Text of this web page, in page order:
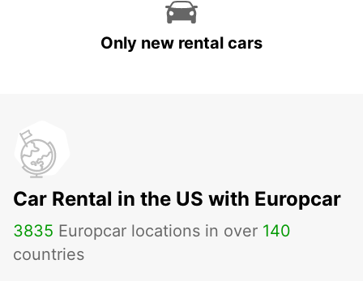
Only new rental cars
Car Rental in the US with Europcar
3835 Europcar locations in over 140
countries